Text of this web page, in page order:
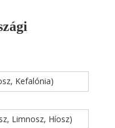
Kefalónia)
Limnosz, Híosz)